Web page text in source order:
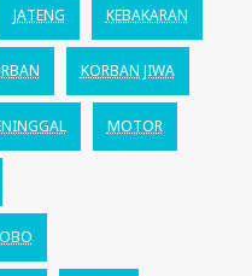
JATENG KEBAKARAN
KORBAN JIWA
MOTOR